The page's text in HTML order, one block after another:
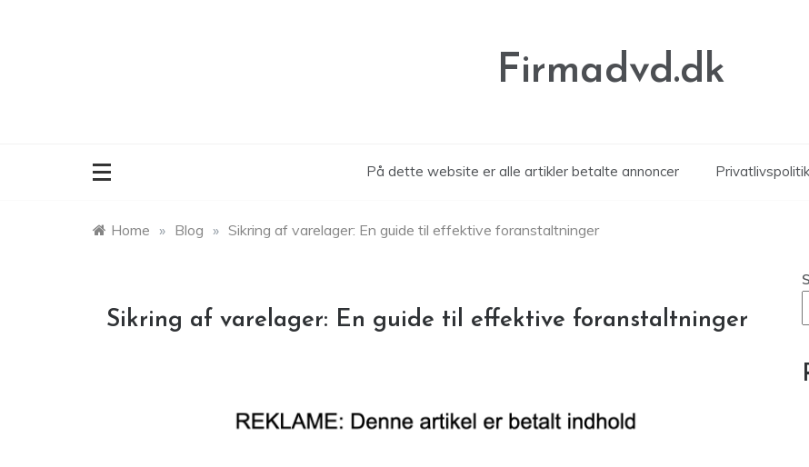
Firmadvd.dk
På dette website er alle artikler betalte annoncer Privatlivspolitik
Home » Blog » Sikring af varelager: En guide til effektive foranstaltninger
Sikring af varelager: En guide til effektive foranstaltninger